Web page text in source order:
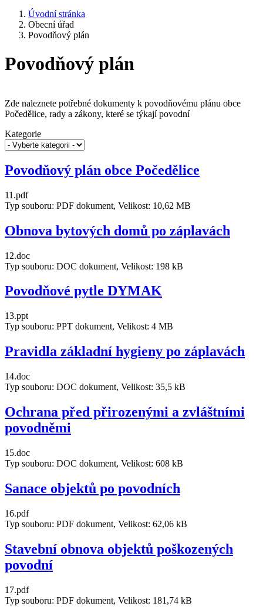
Úvodní stránka
Obecní úřad
Povodňový plán
Povodňový plán
Zde naleznete potřebné dokumenty k povodňovému plánu obce
Počedělice, rady a zákony, které se týkají povodní
Kategorie
Povodňový plán obce Počedělice
11.pdf
Typ souboru: PDF dokument, Velikost: 10,62 MB
Obnova bytových domů po záplavách
12.doc
Typ souboru: DOC dokument, Velikost: 198 kB
Povodňové pytle DYMAK
13.ppt
Typ souboru: PPT dokument, Velikost: 4 MB
Pravidla základní hygieny po záplavách
14.doc
Typ souboru: DOC dokument, Velikost: 35,5 kB
Ochrana před přirozenými a zvláštními
povodněmi
15.doc
Typ souboru: DOC dokument, Velikost: 608 kB
Sanace objektů po povodních
16.pdf
Typ souboru: PDF dokument, Velikost: 62,06 kB
Stavební obnova objektů poškozených
povodní
17.pdf
Typ souboru: PDF dokument, Velikost: 181,74 kB